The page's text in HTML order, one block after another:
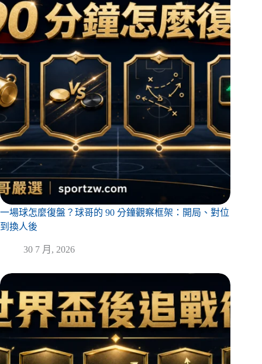
一場球怎麼復盤？球哥的 90 分鐘觀察框架：開局、對位
到換人後
30 7 月, 2026